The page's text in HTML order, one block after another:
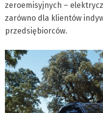
zeroemisyjnych –
zarówno dla klientów
przedsiębiorców.